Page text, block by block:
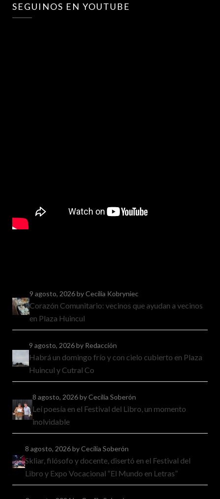
SEGUINOS EN YOUTUBE
9 agosto, 2026by Cecilia Kobryniec
Corazón Comunitario: vecinos que ayudan a vecinos
en Plaza Huincul
9 agosto, 2026by Redacción
Habrá un domingo frío y con cielo cubierto en Plaza
Huincul y Cutral Co
8 agosto, 2026by Cecilia Soberón
Leí poesía en el Festival del Libro, un momento
inolvidable
8 agosto, 2026by Cecilia Soberón
Skliar, filósofo y docente, disertó en el Festival del
Libro y Expo Vocacional “El Mundo en Letras”